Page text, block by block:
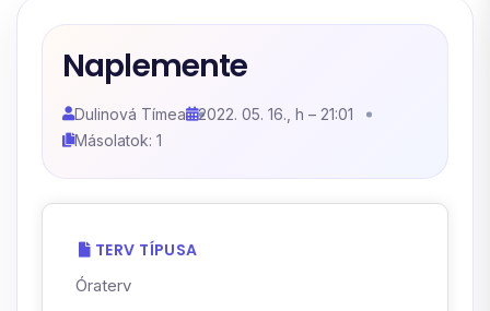
Naplemente
Dulinová Tímea
2022. 05. 16., h – 21:01
Másolatok: 1
TERV TÍPUSA
Óraterv